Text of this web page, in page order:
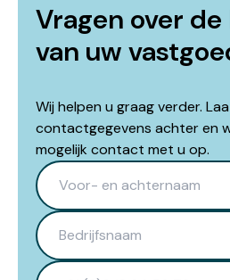
Vragen over
van uw
Wij helpen u graag verder.
contactgegevens achter en
mogelijk contact met u op.